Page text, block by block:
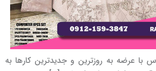
با عرضه به روزترین و جدیدترین کارها به